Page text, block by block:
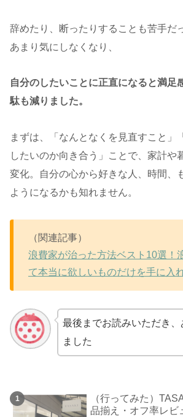
辞めたり、断ったりすることも苦手だ
あまり気にしなくなり、
自分のしたいことに正直になると満足
駄も減りました。
まずは、「なんとなくを見直すこと」
したいのか向き合う」ことで、家計や
変化。自分の心から好きな人、時間、
ようになるかも知れません。
（関連記事）
浪費家が治った方法ベスト10選！
て本当に欲しいものだけを手に入れ
最後までお読みいただき
ました
（行ってみた）
品揃え・オフ率レビ